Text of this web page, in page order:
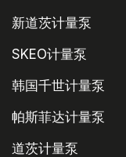
新道茨计量泵
SKEO计量泵
韩国千世计量泵
帕斯菲达计量泵
道茨计量泵